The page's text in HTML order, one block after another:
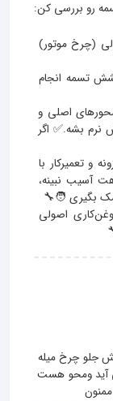
(چرخ موتور)
تسمه انجام
اصلی و
نرم بشه.✅ اگر
و تعمیرکار با
آسیب نبینه،
تعمیرکار میتونه خازن و تسمه رو تست کنه و روغن‌کاری اصولی
قدیمی کار نمی‌کند وبخش جلو چرخ میله
آید ومحو هست